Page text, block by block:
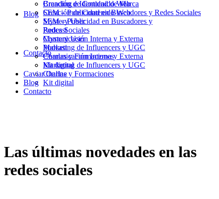
Branding e Identidad de Marca
Creación de Contenido Web
SEM – Publicidad en Buscadores y
Redes Sociales
Mystery User
Podcast
Comunicación Interna y Externa
Marketing de Influencers y UGC
Charlas y Formaciones
Kit digital
Blog
Contacto
Creación de Contenido Web
SEM – Publicidad en Buscadores y Redes Sociales
Mystery User
Podcast
Comunicación Interna y Externa
Marketing de Influencers y UGC
Charlas y Formaciones
Kit digital
Caviar Online
Blog
Contacto
Las últimas novedades en las
redes sociales